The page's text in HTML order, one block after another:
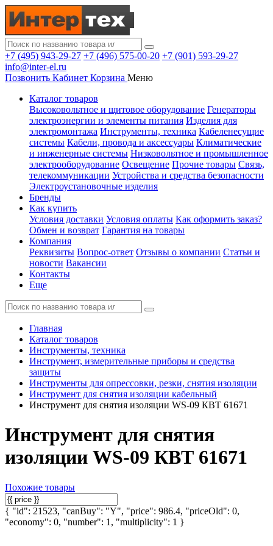
+7 (495) 943-29-27 +7 (496) 575-00-20 +7 (901) 593-29-27
info@inter-el.ru
Позвонить Кабинет Корзина Меню
Каталог товаров
Высоковольтное и щитовое оборудование Генераторы
электроэнергии и элементы питания Изделия для
электромонтажа Инструменты, техника Кабеленесущие
системы Кабели, провода и аксессуары Климатические
и инженерные системы Низковольтное и промышленное
электрооборудование Освещение Прочие товары Связь,
телекоммуникации Устройства и средства безопасности
Электроустановочные изделия
Бренды
Как купить
Условия доставки Условия оплаты Как оформить заказ?
Обмен и возврат Гарантия на товары
Компания
Реквизиты Вопрос-ответ Отзывы о компании Статьи и
новости Вакансии
Контакты
Еще
Главная
Каталог товаров
Инструменты, техника
Инструмент, измерительные приборы и средства
защиты
Инструменты для опрессовки, резки, снятия изоляции
Инструмент для снятия изоляции кабельный
Инструмент для снятия изоляции WS-09 КВТ 61671
Инструмент для снятия
изоляции WS-09 КВТ 61671
Похожие товары
{ "id": 21523, "canBuy": "Y", "price": 986.4, "priceOld": 0,
"economy": 0, "number": 1, "multiplicity": 1 }